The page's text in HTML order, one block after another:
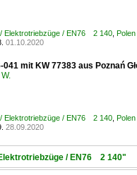
Elektrotriebzüge / EN76 2 140
01.10.2020
041 mit KW 77383 aus Poznań
Elektrotriebzüge / EN76 2 140
28.09.2020
/ EN76 2 140"